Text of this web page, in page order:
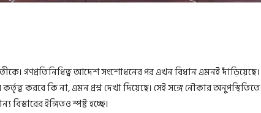
গণপ্রতিনিধিত্ব আদেশ সংশোধনের পর এখন বিধান এমনই দাঁড়িয়েছে।
করবে কি না, এমন প্রশ্ন দেখা দিয়েছে। সেই সঙ্গে নৌকার অনুপস্থিতিতে
বিস্তারের ইঙ্গিতও স্পষ্ট হচ্ছে।